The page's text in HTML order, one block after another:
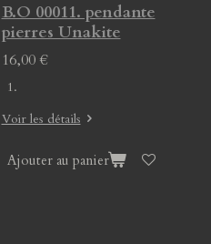
B.O 00011. pendante
pierres Unakite
16,00 €
Voir les détails
Ajouter au panier